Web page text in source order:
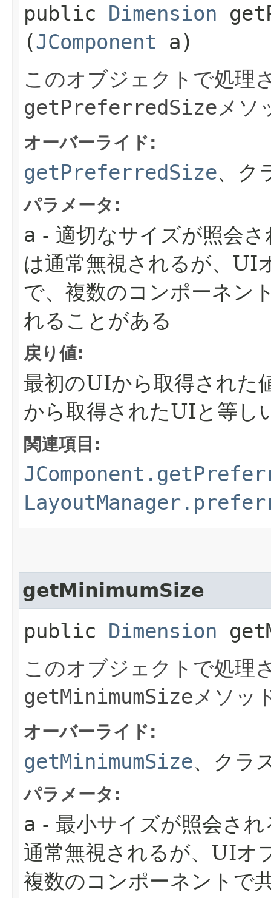
public Dimension
(JComponent a)
このオブジェクトで処理
getPreferredSizeメソ
オーバーライド:
getPreferredSize、ク
パラメータ:
a - 適切なサイズが照会
は通常無視されるが、UI
で、複数のコンポーネン
れることがある
戻り値:
最初のUIから取得された
から取得されたUIと等し
関連項目:
getMinimumSize
public Dimension
このオブジェクトで処理
getMinimumSizeメソッ
オーバーライド:
getMinimumSize、クラ
パラメータ:
a - 最小サイズが照会さ
通常無視されるが、UIオ
複数のコンポーネントで